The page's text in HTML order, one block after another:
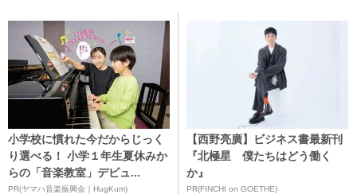
小学校に慣れた今だからじっく
り選べる！ 小学１年生夏休みか
らの「音楽教室」デビュ...
PR(ヤマハ音楽振興会｜HugKum)
【西野亮廣】ビジネス書最新刊
『北極星 僕たちはどう働く
か』
PR(FINCHI on GOETHE)